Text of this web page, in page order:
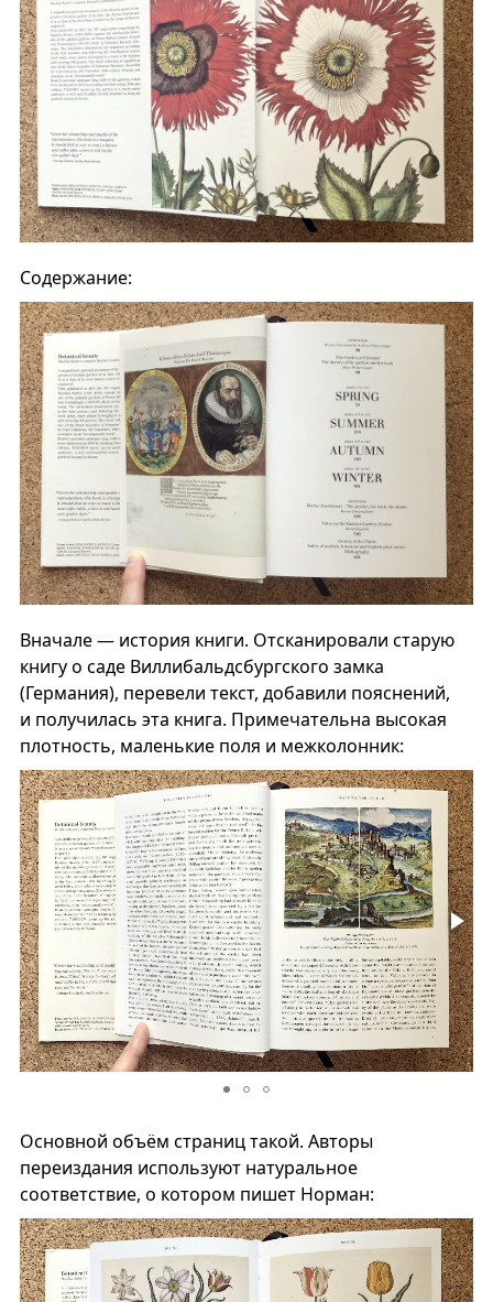
Содержание:
Вначале — история книги. Отсканировали старую
книгу о саде Виллибальдсбургского замка
(Германия), перевели текст, добавили пояснений,
и получилась эта книга. Примечательна высокая
плотность, маленькие поля и межколонник:
Основной объём страниц такой. Авторы
переиздания используют натуральное
соответствие, о котором пишет Норман: